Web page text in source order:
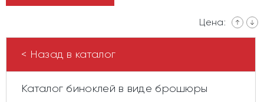
Цена:
< Назад в каталог
Каталог биноклей в виде брошюры